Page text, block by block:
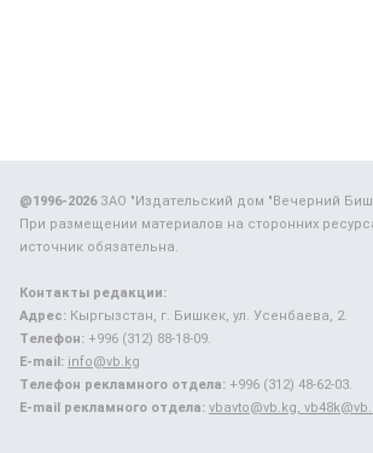
@1996-2026ЗАО "Издательский дом "Вечерний
При размещении материалов на сторонних
источник обязательна.
Контакты редакции:
Адрес: Кыргызстан, г. Бишкек, ул. Усенбаева, 2.
Телефон: +996 (312) 88-18-09.
E-mail: info@vb.kg
Телефон рекламного отдела: +996 (312) 48-62-03.
E-mail рекламного отдела: vbavto@vb.kg,